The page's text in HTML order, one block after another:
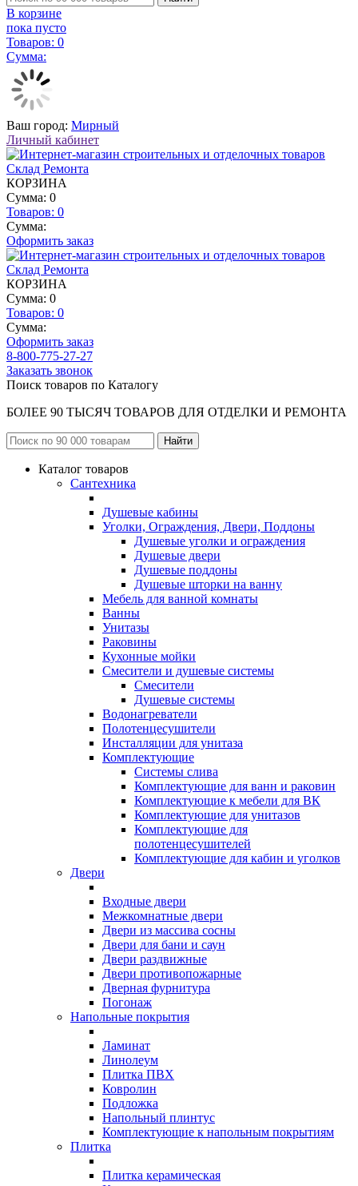
В корзине
пока пусто
Товаров: 0
Сумма:
Ваш город: Мирный
Личный кабинет
КОРЗИНА
Сумма: 0
Товаров: 0
Сумма:
Оформить заказ
КОРЗИНА
Сумма: 0
Товаров: 0
Сумма:
Оформить заказ
8-800-775-27-27
Заказать звонок
Поиск товаров по Каталогу
БОЛЕЕ 90 ТЫСЯЧ ТОВАРОВ ДЛЯ ОТДЕЛКИ И РЕМОНТА
Каталог товаров
Сантехника
Душевые кабины
Уголки, Ограждения, Двери, Поддоны
Душевые уголки и ограждения
Душевые двери
Душевые поддоны
Душевые шторки на ванну
Мебель для ванной комнаты
Ванны
Унитазы
Раковины
Кухонные мойки
Смесители и душевые системы
Смесители
Душевые системы
Водонагреватели
Полотенцесушители
Инсталляции для унитаза
Комплектующие
Системы слива
Комплектующие для ванн и раковин
Комплектующие к мебели для ВК
Комплектующие для унитазов
Комплектующие для
полотенцесушителей
Комплектующие для кабин и уголков
Двери
Входные двери
Межкомнатные двери
Двери из массива сосны
Двери для бани и саун
Двери раздвижные
Двери противопожарные
Дверная фурнитура
Погонаж
Напольные покрытия
Ламинат
Линолеум
Плитка ПВХ
Ковролин
Подложка
Напольный плинтус
Комплектующие к напольным покрытиям
Плитка
Плитка керамическая